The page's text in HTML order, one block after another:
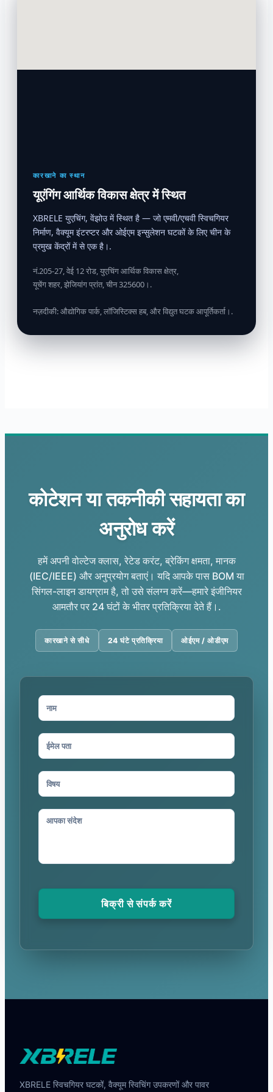
कारखाने का स्थान
यूएंगिंग आर्थिक विकास क्षेत्र में स्थित
XBRELE युएचिंग, वेंझोउ में स्थित है — जो एमवी/एचवी स्विचगियर
निर्माण, वैक्यूम इंटरप्टर और ओईएम इन्सुलेशन घटकों के लिए चीन के
प्रमुख केंद्रों में से एक है।.
नं.205-27, वेई 12 रोड, युएचिंग आर्थिक विकास क्षेत्र,
यूचेंग शहर, झेजियांग प्रांत, चीन 325600।.
नज़दीकी: औद्योगिक पार्क, लॉजिस्टिक्स हब, और विद्युत घटक आपूर्तिकर्ता।.
कोटेशन या तकनीकी सहायता का
अनुरोध करें
हमें अपनी वोल्टेज क्लास, रेटेड करंट, ब्रेकिंग क्षमता, मानक
(IEC/IEEE) और अनुप्रयोग बताएं। यदि आपके पास BOM या
सिंगल-लाइन डायग्राम है, तो उसे संलग्न करें—हमारे इंजीनियर
आमतौर पर 24 घंटों के भीतर प्रतिक्रिया देते हैं।.
कारखाने से सीधे 24 घंटे प्रतिक्रिया ओईएम / ओडीएम
बिक्री से संपर्क करें
XBRELE स्विचगियर घटकों, वैक्यूम स्विचिंग उपकरणों और पावर